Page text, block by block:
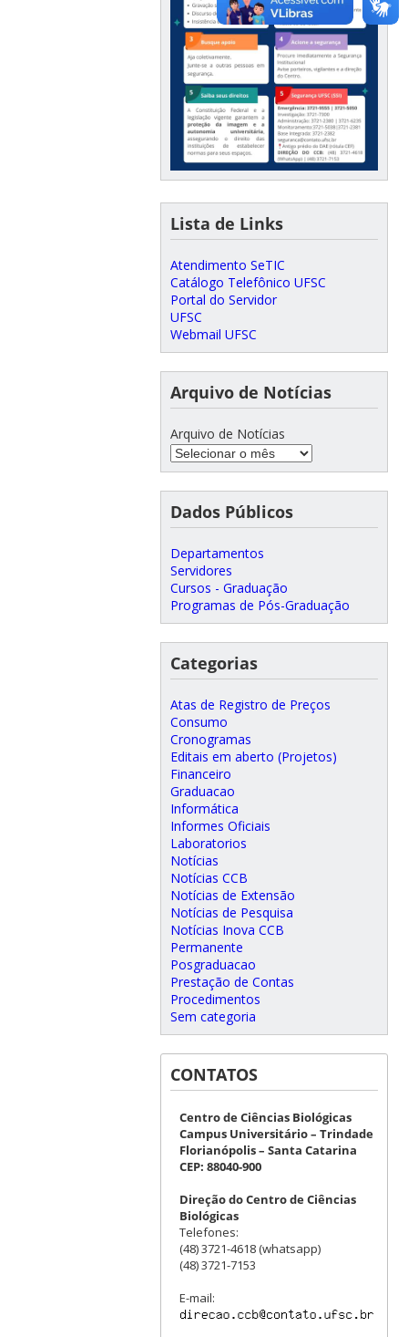
Lista de Links
Atendimento SeTIC
Catálogo Telefônico UFSC
Portal do Servidor
UFSC
Webmail UFSC
Arquivo de Notícias
Arquivo de Notícias
Dados Públicos
Departamentos
Servidores
Cursos - Graduação
Programas de Pós-Graduação
Categorias
Atas de Registro de Preços
Consumo
Cronogramas
Editais em aberto (Projetos)
Financeiro
Graduacao
Informática
Informes Oficiais
Laboratorios
Notícias
Notícias CCB
Notícias de Extensão
Notícias de Pesquisa
Notícias Inova CCB
Permanente
Posgraduacao
Prestação de Contas
Procedimentos
Sem categoria
CONTATOS
Centro de Ciências Biológicas
Campus Universitário – Trindade
Florianópolis – Santa Catarina
CEP: 88040-900
Direção do Centro de Ciências
Biológicas
Telefones:
(48) 3721-4618 (whatsapp)
(48) 3721-7153
E-mail: